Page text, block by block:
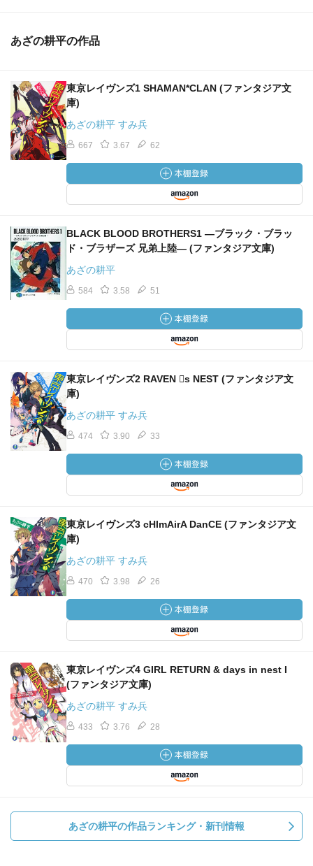
あざの耕平の作品
東京レイヴンズ1 SHAMAN*CLAN (ファンタジア文
庫)
あざの耕平 すみ兵
667 3.67 62
BLACK BLOOD BROTHERS1 ―ブラック・ブラッ
ド・ブラザーズ 兄弟上陸― (ファンタジア文庫)
あざの耕平
584 3.58 51
東京レイヴンズ2 RAVEN ゙s NEST (ファンタジア文
庫)
あざの耕平 すみ兵
474 3.90 33
東京レイヴンズ3 cHImAirA DanCE (ファンタジア文
庫)
あざの耕平 すみ兵
470 3.98 26
東京レイヴンズ4 GIRL RETURN & days in nest I
(ファンタジア文庫)
あざの耕平 すみ兵
433 3.76 28
あざの耕平の作品ランキング・新刊情報